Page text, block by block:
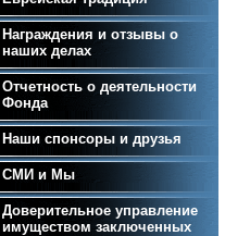
Награждения и отзывы о
наших делах
Отчетность о деятельности
Фонда
Наши спонсоры и друзья
СМИ и Мы
Доверительное управление
имуществом заключенных